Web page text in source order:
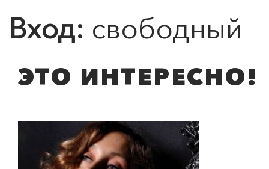
Вход: свободный
ЭТО ИНТЕРЕСНО!